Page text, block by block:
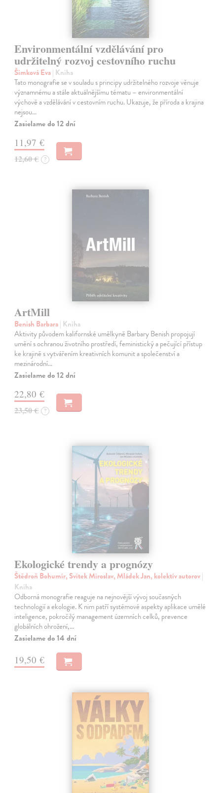
Environmentální vzdělávání pro
udržitelný rozvoj cestovního ruchu
Šimková Eva| Kniha
Tato monografie se v souladu s principy udržitelného rozvoje věnuje
významnému a stále aktuálnějšímu tématu – environmentální
výchově a vzdělávání v cestovním ruchu. Ukazuje, že příroda a krajina
nejsou…
Zasielame do 12 dní
11,97 €
12,60 € ?
ArtMill
Benish Barbara| Kniha
Aktivity původem kalifornské umělkyně Barbary Benish propojují
umění s ochranou životního prostředí, feministický a pečující přístup
ke krajině s vytvářením kreativních komunit a společenství a
mezinárodní…
Zasielame do 12 dní
22,80 €
23,50 € ?
Ekologické trendy a prognózy
Štědroň Bohumír, Svítek Miroslav, Mládek Jan, kolektív autorov|
Kniha
Odborná monografie reaguje na nejnovější vývoj současných
technologií a ekologie. K nim patří systémové aspekty aplikace umělé
inteligence, pokročilý management územních celků, prevence
globálních ohrožení,…
Zasielame do 14 dní
19,50 €